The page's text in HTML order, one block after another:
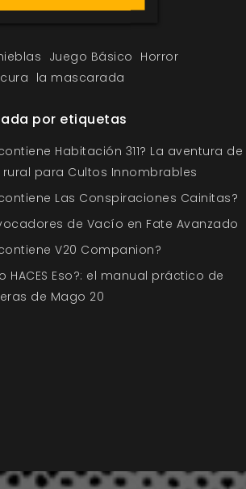
Juego Básico Horror
la mascarada
por etiquetas
Habitación 311? La aventura de
para Cultos Innombrables
Las Conspiraciones Cainitas?
de Vacío en Fate Avanzado
V20 Companion?
HACES Eso?: el manual práctico de
de Mago 20